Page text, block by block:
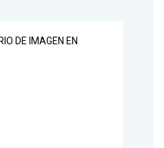
DE IMAGEN EN